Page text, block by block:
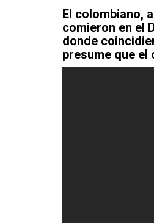
El colombiano,
comieron en el
donde
presume que el